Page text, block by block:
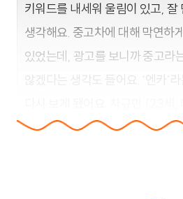
키워드를 내세워 울림이 있고, 잘
생각해요. 중고차에 대해 막연하
있었는데, 광고를 보니까 중고라
않겠다는 생각도 들어요. ‘엔카’